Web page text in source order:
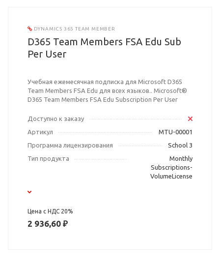
DYNAMICS 365 TEAM MEMBER
D365 Team Members FSA Edu Sub
Per User
Учебная ежемесячная подписка для Microsoft D365
Team Members FSA Edu для всех языков.. Microsoft®
D365 Team Members FSA Edu Subscription Per User
Доступно к заказу
Артикул
MTU-00001
Программа лицензирования
School 3
Тип продукта
Monthly
Subscriptions-
VolumeLicense
Цена с НДС 20%
2 936,60 ₽